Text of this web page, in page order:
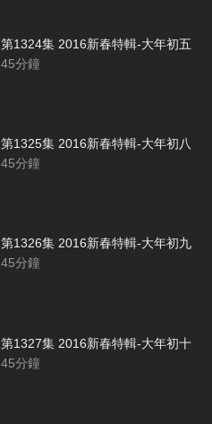
第1324集 2016新春特輯-大年初五
45分鐘
第1325集 2016新春特輯-大年初八
45分鐘
第1326集 2016新春特輯-大年初九
45分鐘
第1327集 2016新春特輯-大年初十
45分鐘